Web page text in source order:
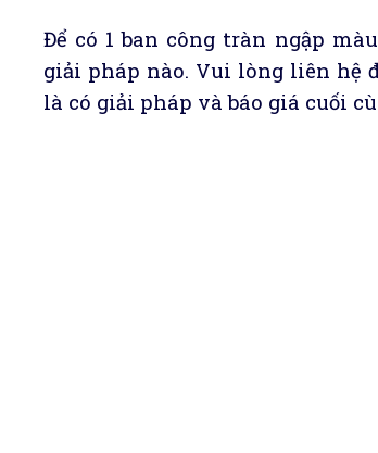
Để có 1 ban công tràn ngập
giải pháp nào. Vui lòng liên hệ
là có giải pháp và báo giá cuối